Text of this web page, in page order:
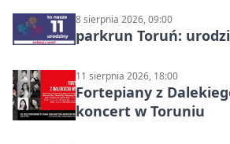
8 sierpnia 2026, 09:00
parkrun Toruń:
11 sierpnia 2026, 18:00
Fortepiany z
koncert w Toruniu